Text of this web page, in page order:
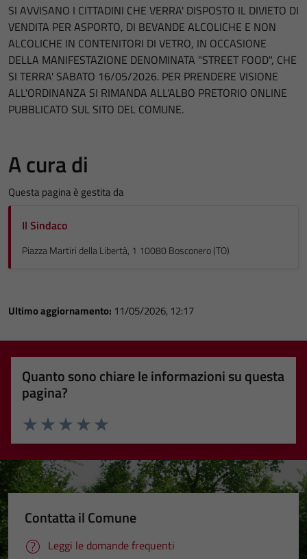
SI AVVISANO I CITTADINI CHE VERRA' DISPOSTO IL DIVIETO DI
VENDITA PER ASPORTO, DI BEVANDE ALCOLICHE E NON
ALCOLICHE IN CONTENITORI DI VETRO, IN OCCASIONE
DELLA MANIFESTAZIONE DENOMINATA "STREET FOOD", CHE
SI TERRA' SABATO 16/05/2026. PER PRENDERE VISIONE
ALL'ORDINANZA SI RIMANDA ALL'ALBO PRETORIO ONLINE
PUBBLICATO SUL SITO DEL COMUNE.
A cura di
Questa pagina è gestita da
Il Sindaco
Piazza Martiri della Libertà, 1 10080 Bosconero (TO)
Ultimo aggiornamento: 11/05/2026, 12:17
Quanto sono chiare le informazioni su questa
pagina?
Valuta 5 stelle su 5
Valuta 4 stelle su 5
Valuta 3 stelle su 5
Valuta 2 stelle su 5
Valuta 1 stelle su 5
Contatta il Comune
Leggi le domande frequenti